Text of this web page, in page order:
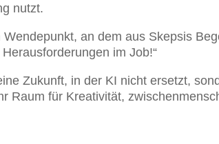
nutzt.
an dem aus Skepsis
im Job!“
Zukunft, in der KI nicht ersetzt,
Raum für Kreativität,